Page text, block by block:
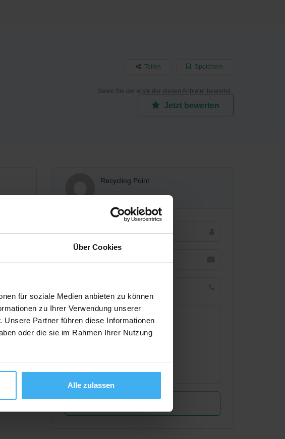
Über Cookies
für soziale Medien anbieten zu können
zu Ihrer Verwendung unserer
Partner führen diese Informationen
oder die sie im Rahmen Ihrer Nutzung
Alle zulassen
Speichern
Teilen
Seien Sie der erste der diesen Anbieter bewertet
Jetzt bewerten
Recycling Point